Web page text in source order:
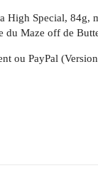
High Special, 84g,
du Maze off de
ou PayPal